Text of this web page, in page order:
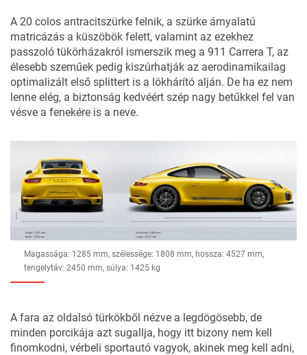
A 20 colos antracitszürke felnik, a szürke árnyalatú
matricázás a küszöbök felett, valamint az ezekhez
passzoló tükörházakról ismerszik meg a 911 Carrera T, az
élesebb szeműek pedig kiszúrhatják az aerodinamikailag
optimalizált első splittert is a lökhárító alján. De ha ez nem
lenne elég, a biztonság kedvéért szép nagy betűkkel fel van
vésve a fenekére is a neve.
Magassága: 1285 mm, szélessége: 1808 mm, hossza: 4527 mm,
tengelytáv: 2450 mm, súlya: 1425 kg
A fara az oldalsó türkökből nézve a legdögösebb, de
minden porcikája azt sugallja, hogy itt bizony nem kell
finomkodni, vérbeli sportautó vagyok, akinek meg kell adni,